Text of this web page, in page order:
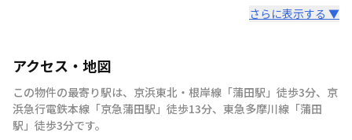
さらに表示する ▼
アクセス・地図
この物件の最寄り駅は、 京浜東北・根岸線 「蒲田駅 」 徒歩3分、 京
浜急行電鉄本線 「京急蒲田駅 」 徒歩13分、 東急多摩川線 「蒲田
駅 」 徒歩3分です。